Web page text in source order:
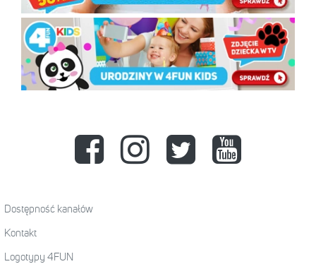
Dostępność kanałów
Kontakt
Logotypy 4FUN